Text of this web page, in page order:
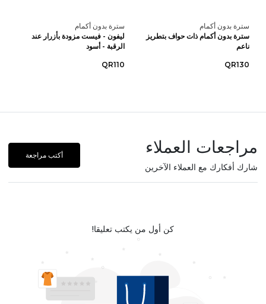
سترة بدون أكمام
سترة بدون أكمام ذات حواف بتطريز
ناعم
QR130
سترة بدون أكمام
ليفون - فيست مزودة بأزرار عند
الرقبة - أسود
QR110
مراجعات العملاء
شارك أفكارك مع العملاء الآخرين
أكتب مراجعة
كن أول من يكتب تعليقا!